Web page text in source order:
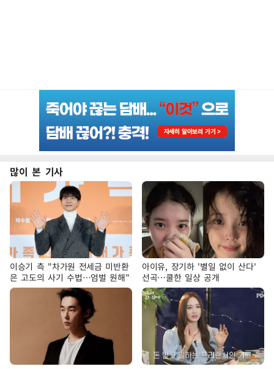
많이 본 기사
이승기 측 "차가원 전세금 미반환
은 고도의 사기 수법…엄벌 원해"
아이유, 장기하 '별일 없이 산다'
선곡…쿨한 일상 공개